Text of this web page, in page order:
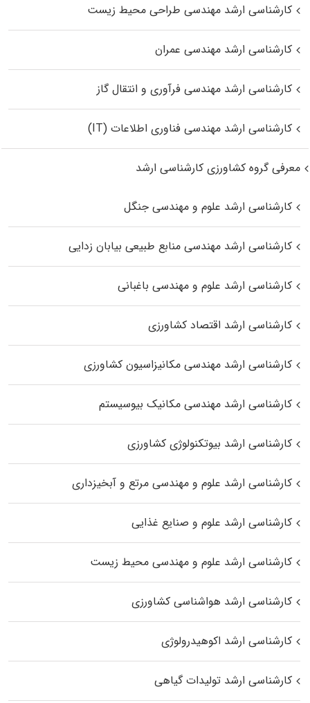
کارشناسی ارشد مهندسی طراحی محیط زیست
کارشناسی ارشد مهندسی عمران
کارشناسی ارشد مهندسی فرآوری و انتقال گاز
کارشناسی ارشد مهندسی فناوری اطلاعات (IT)
معرفی گروه کشاورزی کارشناسی ارشد
کارشناسی ارشد علوم و مهندسی جنگل
کارشناسی ارشد مهندسی منابع طبیعی بیابان زدایی
کارشناسی ارشد علوم و مهندسی باغبانی
کارشناسی ارشد اقتصاد کشاورزی
کارشناسی ارشد مهندسی مکانیزاسیون کشاورزی
کارشناسی ارشد مهندسی مکانیک بیوسیستم
کارشناسی ارشد بیوتکنولوژی کشاورزی
کارشناسی ارشد علوم و مهندسی مرتع و آبخیزداری
کارشناسی ارشد علوم و صنایع غذایی
کارشناسی ارشد علوم و مهندسی محیط زیست
کارشناسی ارشد هواشناسی کشاورزی
کارشناسی ارشد اکوهیدرولوژی
کارشناسی ارشد تولیدات گیاهی